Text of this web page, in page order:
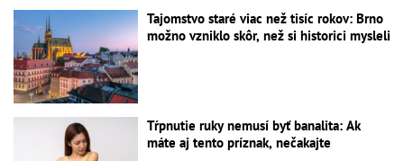
Tajomstvo staré viac než tisíc rokov: Brno
možno vzniklo skôr, než si historici mysleli
Tŕpnutie ruky nemusí byť banalita: Ak
máte aj tento príznak, nečakajte